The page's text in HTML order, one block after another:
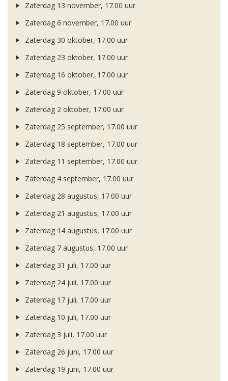
Zaterdag 13 november, 17.00 uur
Zaterdag 6 november, 17.00 uur
Zaterdag 30 oktober, 17.00 uur
Zaterdag 23 oktober, 17.00 uur
Zaterdag 16 oktober, 17.00 uur
Zaterdag 9 oktober, 17.00 uur
Zaterdag 2 oktober, 17.00 uur
Zaterdag 25 september, 17.00 uur
Zaterdag 18 september, 17.00 uur
Zaterdag 11 september, 17.00 uur
Zaterdag 4 september, 17.00 uur
Zaterdag 28 augustus, 17.00 uur
Zaterdag 21 augustus, 17.00 uur
Zaterdag 14 augustus, 17.00 uur
Zaterdag 7 augustus, 17.00 uur
Zaterdag 31 juli, 17.00 uur
Zaterdag 24 juli, 17.00 uur
Zaterdag 17 juli, 17.00 uur
Zaterdag 10 juli, 17.00 uur
Zaterdag 3 juli, 17.00 uur
Zaterdag 26 juni, 17.00 uur
Zaterdag 19 juni, 17.00 uur